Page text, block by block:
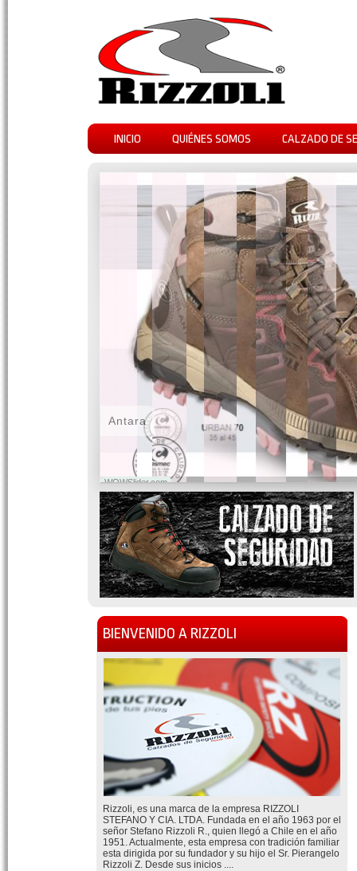
INICIO QUIÉNES SOMOS CALZADO DE
WOWSlider.com
Antara
BIENVENIDO A RIZZOLI
Rizzoli, es una marca de la empresa RIZZOLI
STEFANO Y CIA. LTDA. Fundada en el año 1963 por el
señor Stefano Rizzoli R., quien llegó a Chile en el año
1951. Actualmente, esta empresa con tradición familiar
esta dirigida por su fundador y su hijo el Sr. Pierangelo
Rizzoli Z. Desde sus inicios ....